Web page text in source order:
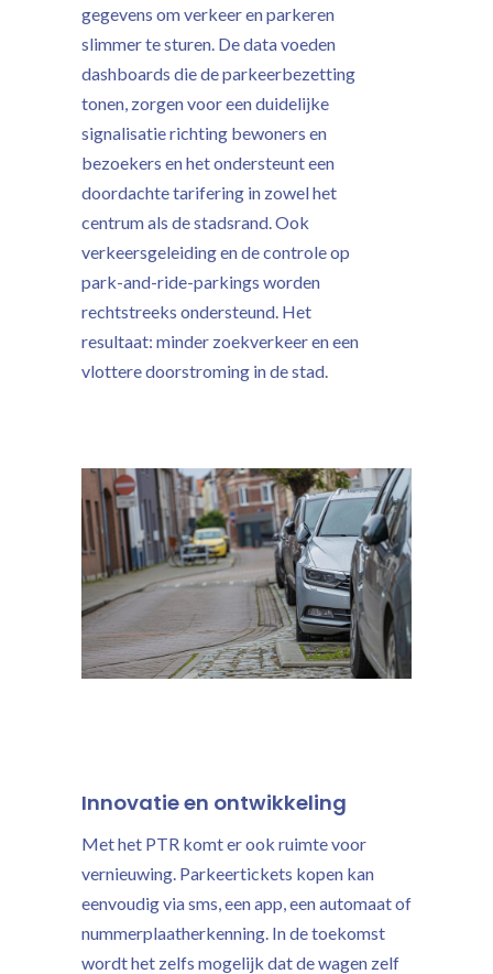
gegevens om verkeer en parkeren
slimmer te sturen. De data voeden
dashboards die de parkeerbezetting
tonen, zorgen voor een duidelijke
signalisatie richting bewoners en
bezoekers en het ondersteunt een
doordachte tarifering in zowel het
centrum als de stadsrand. Ook
verkeersgeleiding en de controle op
park-and-ride-parkings worden
rechtstreeks ondersteund. Het
resultaat: minder zoekverkeer en een
vlottere doorstroming in de stad.
Innovatie en ontwikkeling
Met het PTR komt er ook ruimte voor
vernieuwing. Parkeertickets kopen kan
eenvoudig via sms, een app, een automaat of
nummerplaatherkenning. In de toekomst
wordt het zelfs mogelijk dat de wagen zelf